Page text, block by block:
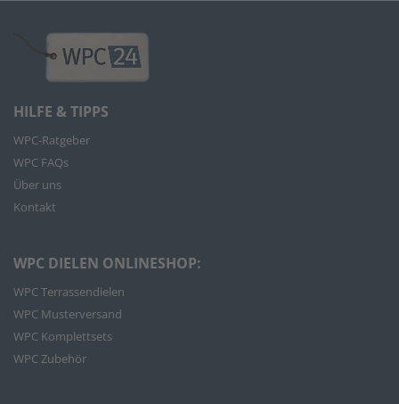
HILFE & TIPPS
WPC-Ratgeber
WPC FAQs
Über uns
Kontakt
WPC DIELEN ONLINESHOP:
WPC Terrassendielen
WPC Musterversand
WPC Komplettsets
WPC Zubehör